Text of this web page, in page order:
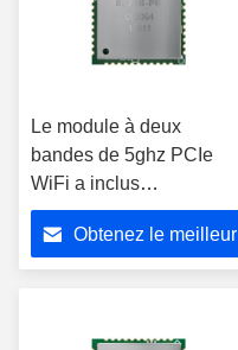
Le module à deux
bandes de 5ghz PCIe
WiFi a inclus
l'approbation de la CE
SRRC du module
Ble4.2/5.0 de WiFi
Obtenez le meilleur